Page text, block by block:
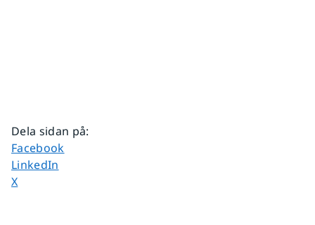
Dela sidan på:
Dela sidan på
Facebook
Dela sidan på
LinkedIn
Dela sidan på
X